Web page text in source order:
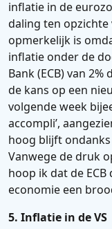
inflatie in de
daling ten opzichte
opmerkelijk is
inflatie onder de
Bank (ECB) van
de kans op een
volgende week
accompli’,
hoog blijft
Vanwege de druk
hoop ik dat de
economie een
5. Inflatie in de VS